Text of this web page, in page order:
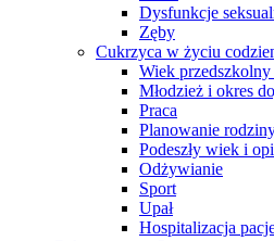
Dysfunkcje
Zęby
Cukrzyca w życiu
Wiek
Młodzież i okres
Praca
Planowanie
Podeszły wiek i
Odżywianie
Sport
Upał
Hospitalizacja